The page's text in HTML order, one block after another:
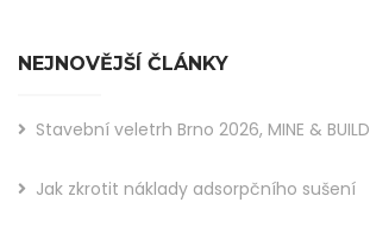
NEJNOVĚJŠÍ ČLÁNKY
Stavební veletrh Brno 2026, MINE & BUILD
Jak zkrotit náklady adsorpčního sušení